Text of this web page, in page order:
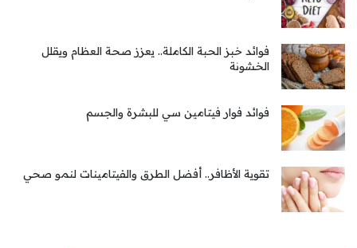
فوائد خبز الحبة الكاملة.. يعزز صحة العظام ويقلل
الخشونة
فوائد فوار فيتامين سي للبشرة والجسم
تقوية الأظافر.. أفضل الطرق والفيتامينات لنمو صحي